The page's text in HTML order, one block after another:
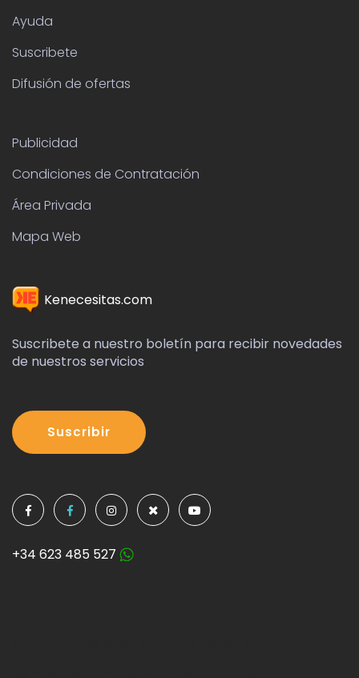
Ayuda
Suscribete
Difusión de ofertas
Publicidad
Condiciones de Contratación
Área Privada
Mapa Web
Kenecesitas.com
Suscribete a nuestro boletín para recibir novedades
de nuestros servicios
Suscribir
+34 623 485 527